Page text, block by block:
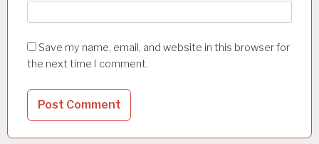
Save my name, email, and website in this browser for
the next time I comment.